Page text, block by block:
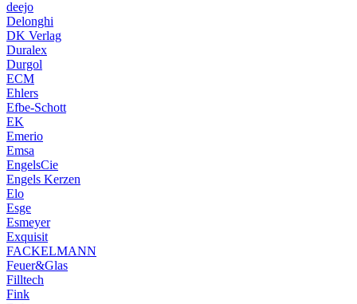
deejo
Delonghi
DK Verlag
Duralex
Durgol
ECM
Ehlers
Efbe-Schott
EK
Emerio
Emsa
EngelsCie
Engels Kerzen
Elo
Esge
Esmeyer
Exquisit
FACKELMANN
Feuer&Glas
Filltech
Fink